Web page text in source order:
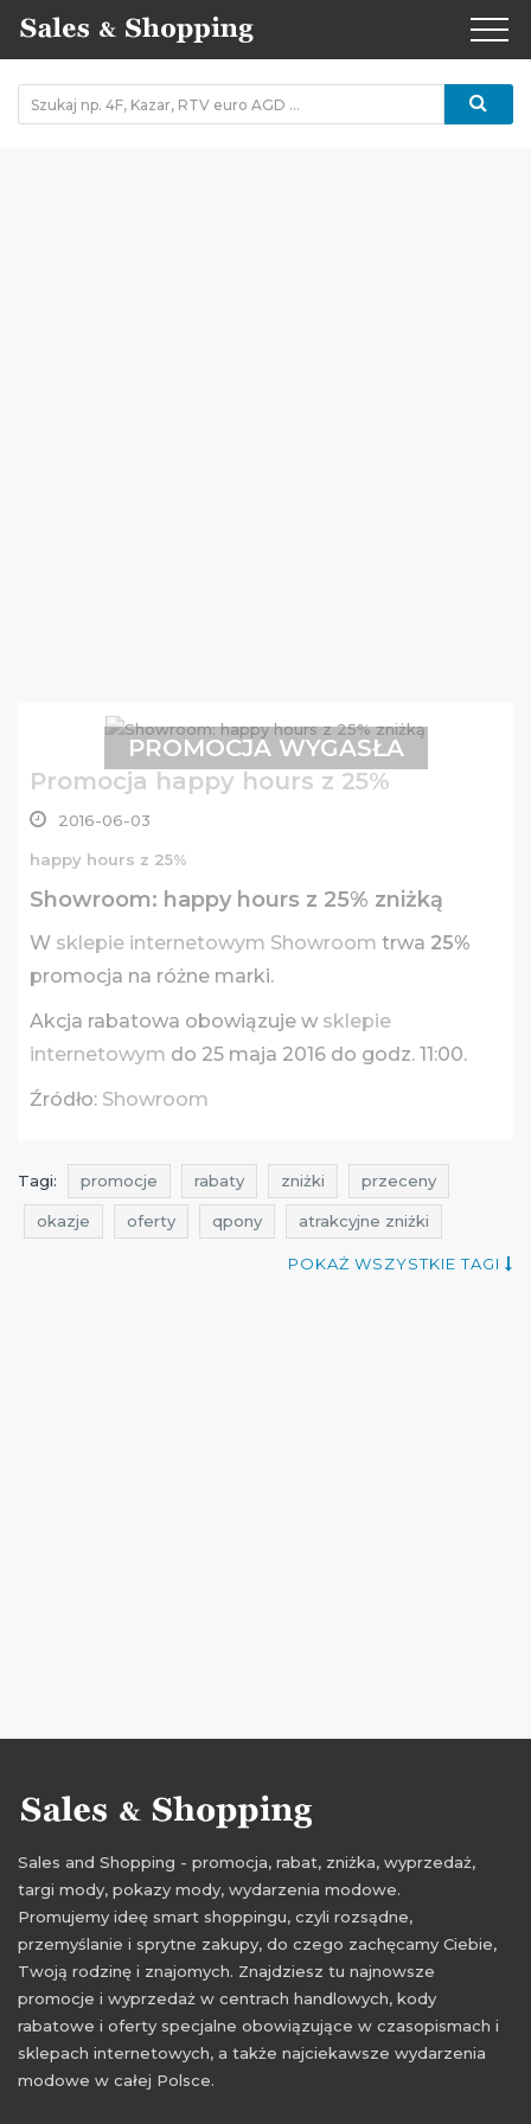
Promocja happy hours z 25%
2016-06-03
happy hours z 25%
Showroom: happy hours z 25% zniżką
W sklepie internetowym Showroom trwa 25%
promocja na różne marki.
Akcja rabatowa obowiązuje w sklepie
internetowym do 25 maja 2016 do godz. 11:00.
Źródło: Showroom
PROMOCJA WYGASŁA
Tagi: promocje rabaty zniżki przeceny
okazje oferty qpony atrakcyjne zniżki
zniżki maj
POKAŻ WSZYSTKIE TAGI
Sales and Shopping - promocja, rabat, zniżka, wyprzedaż,
targi mody, pokazy mody, wydarzenia modowe.
Promujemy ideę smart shoppingu, czyli rozsądne,
przemyślanie i sprytne zakupy, do czego zachęcamy Ciebie,
Twoją rodzinę i znajomych. Znajdziesz tu najnowsze
promocje i wyprzedaż w centrach handlowych, kody
rabatowe i oferty specjalne obowiązujące w czasopismach i
sklepach internetowych, a także najciekawsze wydarzenia
modowe w całej Polsce.